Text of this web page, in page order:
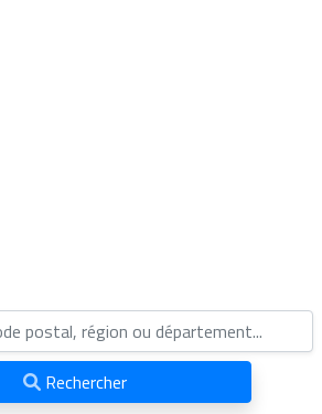
Rechercher